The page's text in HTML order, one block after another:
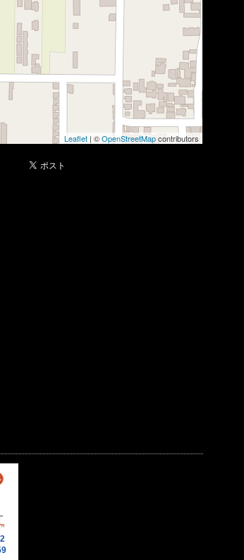
Leaflet | ©OpenStreetMapcontributors